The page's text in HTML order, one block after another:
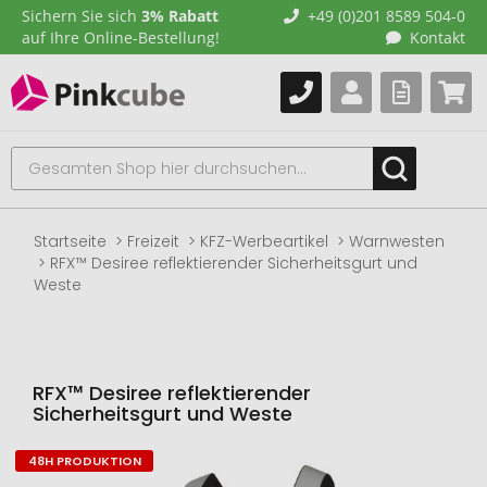
Sichern Sie sich 3% Rabatt
auf Ihre Online-Bestellung!
+49 (0)201 8589 504-0
Kontakt
Startseite Freizeit KFZ-Werbeartikel
Warnwesten
RFX™ Desiree reflektierender Sicherheitsgurt und
Weste
RFX™ Desiree reflektierender
Sicherheitsgurt und Weste
Zum
48H PRODUKTION